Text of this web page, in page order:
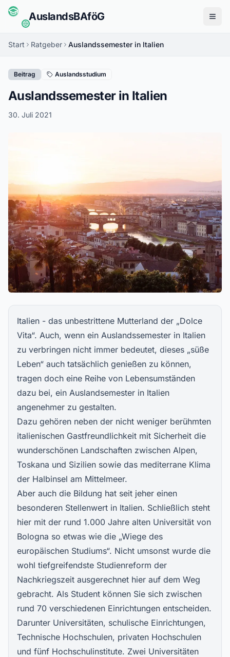
AuslandsBAföG
Start Ratgeber Auslandssemester in Italien
Beitrag Auslandsstudium
Auslandssemester in Italien
30. Juli 2021
Italien - das unbestrittene Mutterland der „Dolce
Vita“. Auch, wenn ein Auslandssemester in Italien
zu verbringen nicht immer bedeutet, dieses „süße
Leben“ auch tatsächlich genießen zu können,
tragen doch eine Reihe von Lebensumständen
dazu bei, ein Auslandsemester in Italien
angenehmer zu gestalten.
Dazu gehören neben der nicht weniger berühmten
italienischen Gastfreundlichkeit mit Sicherheit die
wunderschönen Landschaften zwischen Alpen,
Toskana und Sizilien sowie das mediterrane Klima
der Halbinsel am Mittelmeer.
Aber auch die Bildung hat seit jeher einen
besonderen Stellenwert in Italien. Schließlich steht
hier mit der rund 1.000 Jahre alten Universität von
Bologna so etwas wie die „Wiege des
europäischen Studiums“. Nicht umsonst wurde die
wohl tiefgreifendste Studienreform der
Nachkriegszeit ausgerechnet hier auf dem Weg
gebracht. Als Student können Sie sich zwischen
rund 70 verschiedenen Einrichtungen entscheiden.
Darunter Universitäten, schulische Einrichtungen,
Technische Hochschulen, privaten Hochschulen
und fünf Hochschulinstitute. Zwei Universitäten